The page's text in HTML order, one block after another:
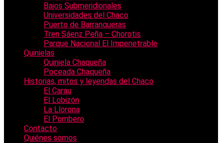
Bajos Submeridionales
Universidades del Chaco
Puerto de Barranqueras
Tren Sáenz Peña – Chorotis
Parque Nacional El Impenetrable
Quinielas
Quiniela Chaqueña
Poceada Chaqueña
Historias, mitos y leyendas del Chaco
El Carau
El Lobizón
La Llorona
El Pombero
Contacto
Quiénes somos